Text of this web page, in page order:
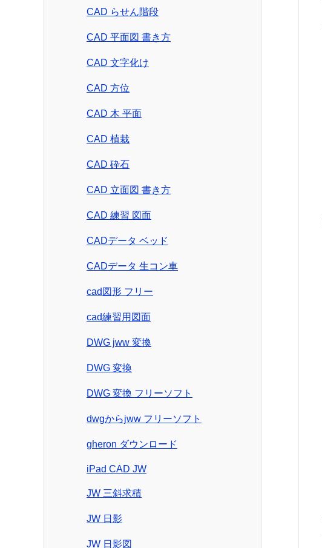
CAD らせん階段
CAD 平面図 書き方
CAD 文字化け
CAD 方位
CAD 木 平面
CAD 植栽
CAD 砕石
CAD 立面図 書き方
CAD 練習 図面
CADデータ ベッド
CADデータ 生コン車
cad図形 フリー
cad練習用図面
DWG jww 変換
DWG 変換
DWG 変換 フリーソフト
dwgからjww フリーソフト
gheron ダウンロード
iPad CAD JW
JW 三斜求積
JW 日影
JW 日影図